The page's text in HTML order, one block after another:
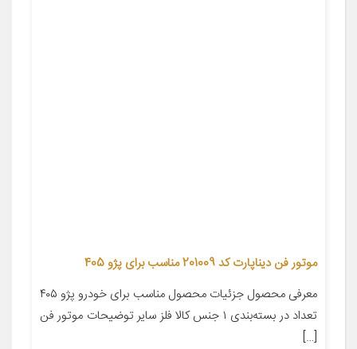
موتور فن دیناپارت کد 201009 مناسب برای پژو 405
معرفی محصول جزئیات محصول مناسب برای خودرو پژو ۴۰۵
تعداد در بسته‌بندی ۱ جنس کالا فلز سایر توضیحات موتور فن
[…]